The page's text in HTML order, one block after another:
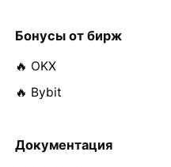
Бонусы от бирж
🔥 OKX
🔥 Bybit
Документация